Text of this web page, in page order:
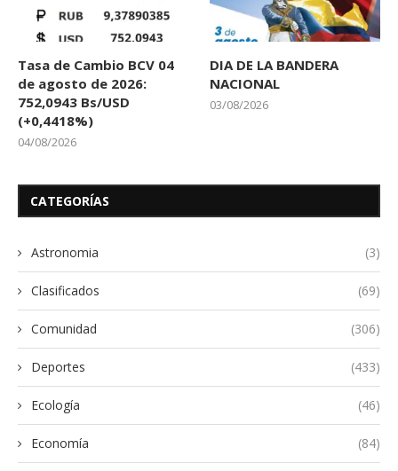
Tasa de Cambio BCV 04
de agosto de 2026:
752,0943 Bs/USD
(+0,4418%)
04/08/2026
DIA DE LA BANDERA
NACIONAL
03/08/2026
CATEGORÍAS
Astronomia (3)
Clasificados (69)
Comunidad (306)
Deportes (433)
Ecología (46)
Economía (84)